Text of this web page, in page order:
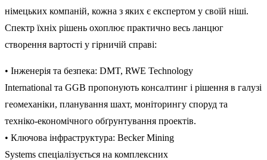
німецьких компаній, кожна з яких є експертом у своїй ніші.
Спектр їхніх рішень охоплює практично весь ланцюг
створення вартості у гірничій справі:
• Інженерія та безпека: DMT, RWE Technology
International та GGB пропонують консалтинг і рішення в галузі
геомеханіки, планування шахт, моніторингу споруд та
техніко-економічного обґрунтування проектів.
• Ключова інфраструктура: Becker Mining
Systems спеціалізується на комплексних